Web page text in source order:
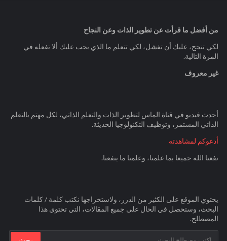
من أفضل ما قرأت عن تطوير الذات وعن النجاح
لكي تنجح، عليك أن تفشل، لكي تتعلم ما الذي يجب عليك ألا تفعله في
المرة التالية.
غير معروف
أحدث فيديو في قناة الماس لتطوير الذات والتعلم الذاتي، لكل مهتم بالتعلم
الذاتي المستمر، وتوظيف التكنولوجيا الحديثة.
أدعوكم لمشاهدته
نفعنا الله جميعا بما علمنا، وعلمنا ما ينفعنا.
يحتوي الموقع على الكثير من الدرر، ولاستخراجها نكتب كلمة / كلمات
البحث، وستحصل في الحال على جميع المقالات، التي تحتوي هذا
المصطلح.